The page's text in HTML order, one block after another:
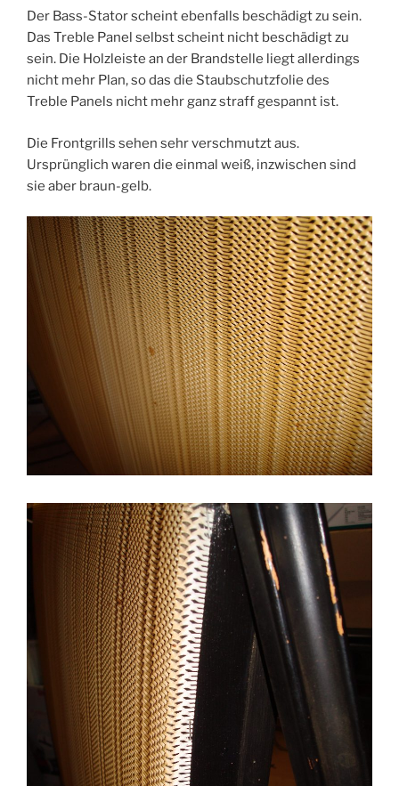
Der Bass-Stator scheint ebenfalls beschädigt zu sein.
Das Treble Panel selbst scheint nicht beschädigt zu
sein. Die Holzleiste an der Brandstelle liegt allerdings
nicht mehr Plan, so das die Staubschutzfolie des
Treble Panels nicht mehr ganz straff gespannt ist.
Die Frontgrills sehen sehr verschmutzt aus.
Ursprünglich waren die einmal weiß, inzwischen sind
sie aber braun-gelb.